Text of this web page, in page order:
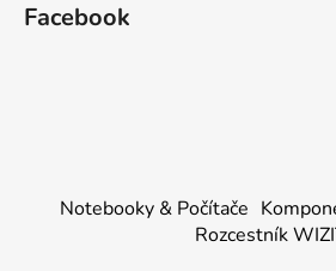
Facebook
Notebooky & Počítače
Rozcestník